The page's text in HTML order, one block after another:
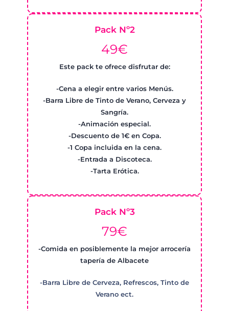
Pack Nº2
49€
Este pack te ofrece disfrutar de:
-Cena a elegir entre varios Menús.
-Barra Libre de Tinto de Verano, Cerveza y
Sangría.
-Animación especial.
-Descuento de 1€ en Copa.
-1 Copa incluida en la cena.
-Entrada a Discoteca.
-Tarta Erótica.
Pack Nº3
79€
-Comida en posiblemente la mejor arrocería
tapería de Albacete
-Barra Libre de Cerveza, Refrescos, Tinto de
Verano ect.